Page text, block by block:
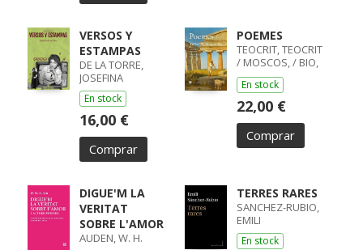
VERSOS Y
ESTAMPAS
DE LA TORRE,
JOSEFINA
En stock
16,00 €
Comprar
POEMES
TEOCRIT, TEOCRIT
/ MOSCOS, / BIO,
BIO
En stock
22,00 €
Comprar
DIGUE'M LA
VERITAT
SOBRE L'AMOR
AUDEN, W. H.
TERRES RARES
SANCHEZ-RUBIO,
EMILI
En stock